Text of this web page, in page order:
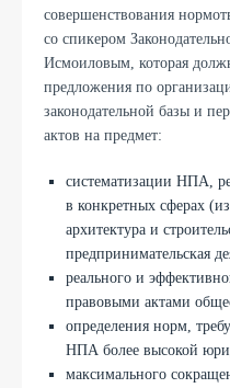
совершенствования
со спикером
Исмоиловым, которая
предложения по
законодательной базы и
актов на предмет:
систематизации НПА,
в конкретных сферах
архитектура и
предпринимательская
реального и
правовыми актами
определения норм,
НПА более высокой
максимального